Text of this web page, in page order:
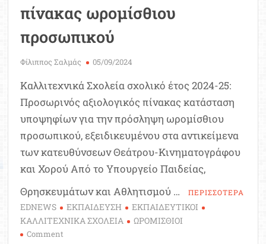
πίνακας ωρομίσθιου
προσωπικού
Φίλιππος Σαλμάς 05/09/2024
Καλλιτεχνικά Σχολεία σχολικό έτος 2024-25:
Προσωρινός αξιολογικός πίνακας κατάσταση
υποψηφίων για την πρόσληψη ωρομίσθιου
προσωπικού, εξειδικευμένου στα αντικείμενα
των κατευθύνσεων Θεάτρου-Κινηματογράφου
και Χορού Από το Υπουργείο Παιδείας,
Θρησκευμάτων και Αθλητισμού …
ΠΕΡΙΣΣΟΤΕΡΑ
EDNEWS ΕΚΠΑΙΔΕΥΣΗ
ΕΚΠΑΙΔΕΥΤΙΚΟΙ
ΚΑΛΛΙΤΕΧΝΙΚΑ ΣΧΟΛΕΙΑ
ΩΡΟΜΙΣΘΙΟΙ
Comment